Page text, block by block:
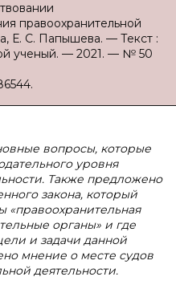
правоохранительной
Е. С. Папышева. — Текст :
ученый. — 2021. — № 50
вопросы, которые
уровня
Также предложено
закона, который
органы» и где
и задачи данной
мнение о месте судов
деятельности.